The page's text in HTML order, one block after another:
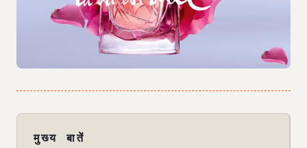
मुख्य बातें